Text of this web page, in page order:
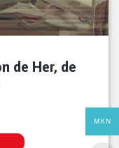
de Her, de
MXN